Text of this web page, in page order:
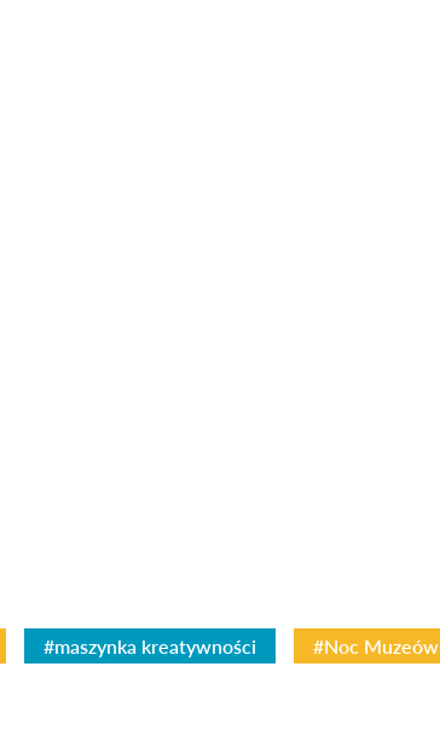
#maszynka kreatywności #Noc Muzeów